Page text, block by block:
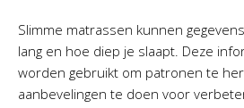
Slimme matrassen kunnen
lang en hoe diep je slaapt. Deze
worden gebruikt om patronen te
aanbevelingen te doen voor